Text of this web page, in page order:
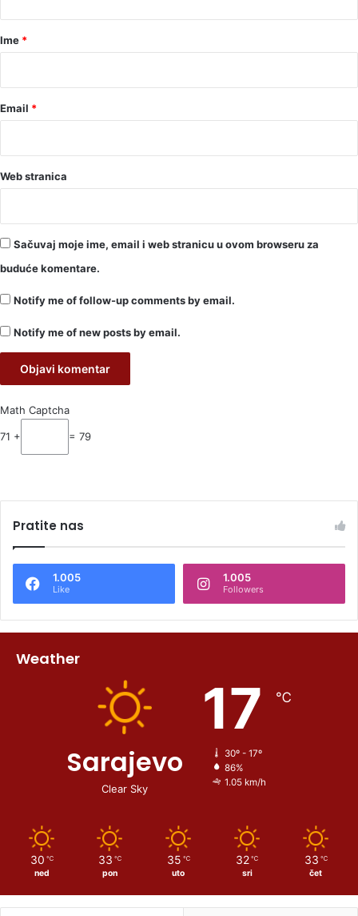
r
Ime *
Email *
Web stranica
Sačuvaj moje ime, email i web stranicu u ovom browseru za
buduće komentare.
Notify me of follow-up comments by email.
Notify me of new posts by email.
Math Captcha
71 + = 79
Pratite nas
1.005
Like
1.005
Followers
Weather
Sarajevo
Clear Sky
17 ℃
30º - 17º
86%
1.05 km/h
30 ℃
ned
33 ℃
pon
35 ℃
uto
32 ℃
sri
33 ℃
čet